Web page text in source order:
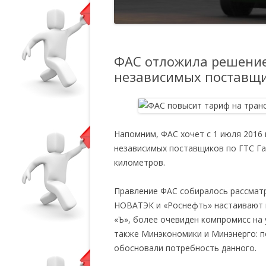
ФАС отложила
независимых
Напомним, ФАС хочет с 1 июля 2016
независимых поставщиков по ГТС
километров.
Правление ФАС собиралось
НОВАТЭК и «Роснефть»
«Ъ», более очевиден компромисс
также Минэкономики и Минэнерго:
обосновали потребность данного.